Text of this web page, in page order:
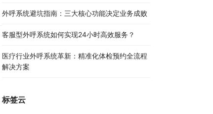
外呼系统避坑指南：三大核心功能决定业务成败​
客服型外呼系统如何实现24小时高效服务？
医疗行业外呼系统革新：精准化体检预约全流程
解决方案​
标签云